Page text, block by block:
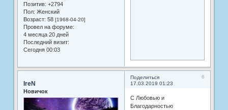
Позитив: +2794
Пол: Женский
Возраст: 58 [1968-04-20]
Провел на форуме:
4 месяца 20 дней
Последний визит:
Сегодня 00:03
Поделиться
6
17.03.2019 01:23
IreN
Новичок
С Любовью и
Благодарностью